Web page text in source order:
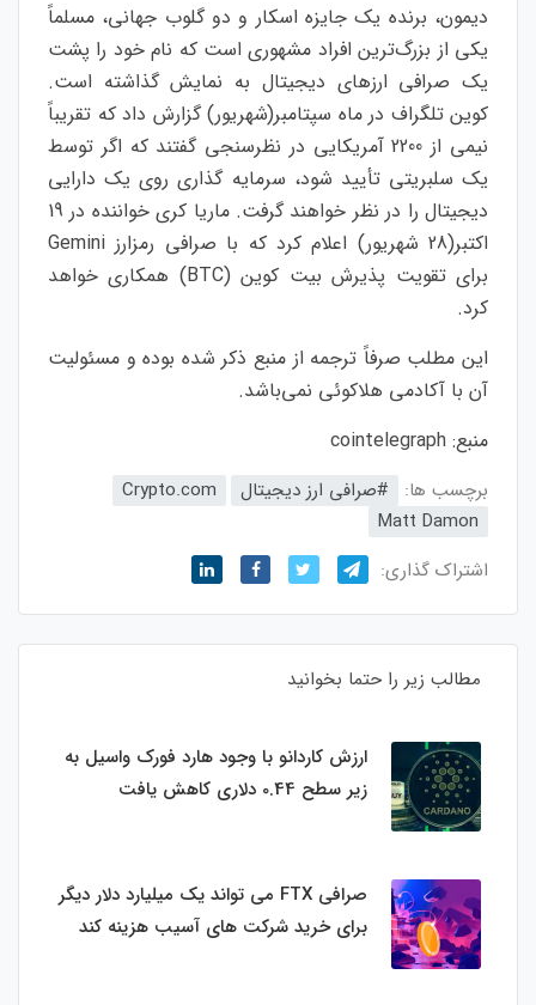
دیمون، برنده یک جایزه اسکار و دو گلوب جهانی، مسلماً
یکی از بزرگ‌ترین افراد مشهوری است که نام خود را پشت
یک صرافی ارزهای دیجیتال به نمایش گذاشته است.
کوین تلگراف در ماه سپتامبر(شهریور) گزارش داد که تقریباً
نیمی از 2200 آمریکایی در نظرسنجی گفتند که اگر توسط
یک سلبریتی تأیید شود، سرمایه گذاری روی یک دارایی
دیجیتال را در نظر خواهند گرفت. ماریا کری خواننده در 19
اکتبر(28 شهریور) اعلام کرد که با صرافی رمزارز Gemini
برای تقویت پذیرش بیت کوین (BTC) همکاری خواهد
کرد.
این مطلب صرفاً ترجمه از منبع ذکر شده بوده و مسئولیت
آن با آکادمی هلاکوئی نمی‌باشد.
منبع:
برچسب ها: #صرافی ارز دیجیتال
Crypto.com
Matt Damon
اشتراک گذاری:
مطالب زیر را حتما بخوانید
ارزش کاردانو با وجود هارد فورک واسیل به
زیر سطح 0.44 دلاری کاهش یافت
صرافی FTX می تواند یک میلیارد دلار دیگر
برای خرید شرکت های آسیب هزینه کند